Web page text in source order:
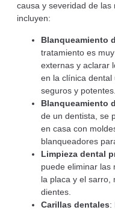
causa y severidad de las
incluyen:
Blanqueamiento
tratamiento es
externas y aclarar
en la clínica dental
seguros y potentes.
Blanqueamiento
de un dentista, se
en casa con
blanqueadores
Limpieza dental
puede eliminar las
la placa y el sarro,
dientes.
Carillas dentales: